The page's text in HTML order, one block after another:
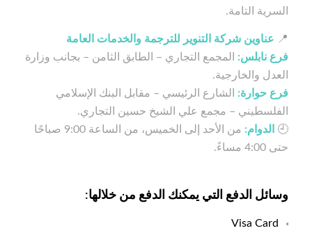
السرية التامة.
📍 عناوين شركة التنوير للترجمة والخدمات العامة
فرع نابلس: المجمع التجاري – الطابق الثامن – بجانب وزارة
العدل والخارجية.
فرع حوارة: الشارع الرئيسي – مقابل البنك الإسلامي
الفلسطيني – مجمع علي الشيخ حسين التجاري.
🕘
الدوام:
من الأحد إلى الخميس، من الساعة 9:00 صباحًا
حتى 4:00 مساءً.
وسائل الدفع التي يمكنك الدفع من خلالها:
Visa Card